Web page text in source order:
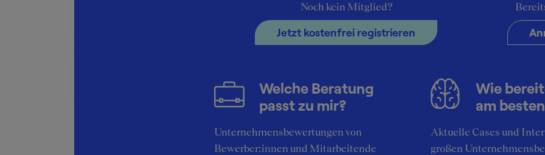
Noch kein Mitglied?
Jetzt kostenfrei registrieren
Welche Beratung
passt zu mir?
Unternehmensbewertungen von
Bewerber:innen und Mitarbeitende
Wie
am
Aktuelle Cases und
großen